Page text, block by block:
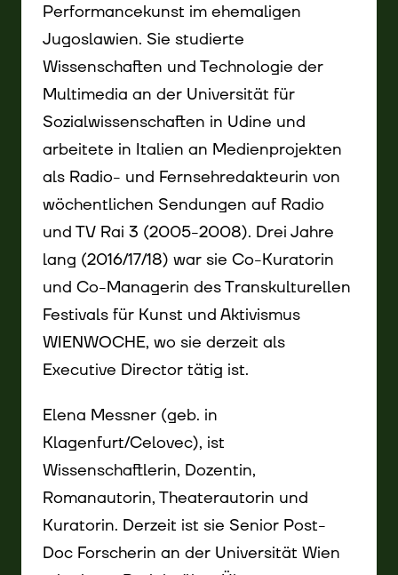
©
Performancekunst im ehemaligen
Jugoslawien. Sie studierte
Wissenschaften und Technologie der
Multimedia an der Universität für
Sozialwissenschaften in Udine und
arbeitete in Italien an Medienprojekten
als Radio- und Fernsehredakteurin von
wöchentlichen Sendungen auf Radio
und TV Rai 3 (2005-2008). Drei Jahre
lang (2016/17/18) war sie Co-Kuratorin
und Co-Managerin des Transkulturellen
Festivals für Kunst und Aktivismus
WIENWOCHE, wo sie derzeit als
Executive Director tätig ist.
Elena Messner (geb. in
Klagenfurt/Celovec), ist
Wissenschaftlerin, Dozentin,
Romanautorin, Theaterautorin und
Kuratorin. Derzeit ist sie Senior Post-
Doc Forscherin an der Universität Wien